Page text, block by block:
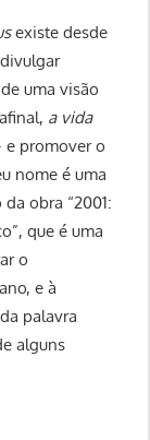
existe desde
uma visão
a vida
promover o
nome é uma
obra “2001:
que é uma
o
e à
palavra
alguns